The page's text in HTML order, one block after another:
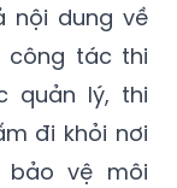
nội dung về
công tác thi
quản lý, thi
đi khỏi nơi
bảo vệ môi